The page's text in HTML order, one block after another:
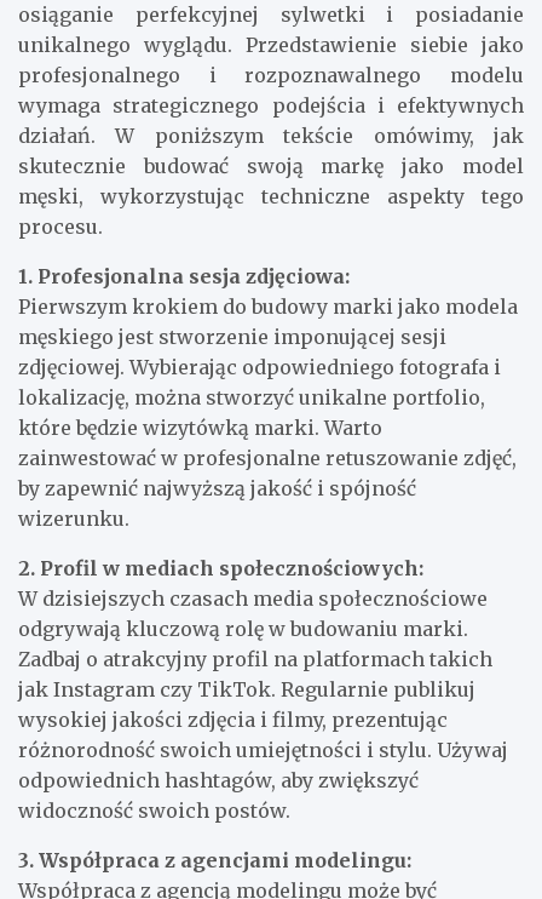
osiąganie perfekcyjnej sylwetki i posiadanie
unikalnego wyglądu. Przedstawienie siebie jako
profesjonalnego i rozpoznawalnego modelu
wymaga strategicznego podejścia i efektywnych
działań. W poniższym tekście omówimy, jak
skutecznie budować swoją markę jako model
męski, wykorzystując techniczne aspekty tego
procesu.
1. Profesjonalna sesja zdjęciowa:
Pierwszym krokiem do budowy marki jako modela
męskiego jest stworzenie imponującej sesji
zdjęciowej. Wybierając odpowiedniego fotografa i
lokalizację, można stworzyć unikalne portfolio,
które będzie wizytówką marki. Warto
zainwestować w profesjonalne retuszowanie zdjęć,
by zapewnić najwyższą jakość i spójność
wizerunku.
2. Profil w mediach społecznościowych:
W dzisiejszych czasach media społecznościowe
odgrywają kluczową rolę w budowaniu marki.
Zadbaj o atrakcyjny profil na platformach takich
jak Instagram czy TikTok. Regularnie publikuj
wysokiej jakości zdjęcia i filmy, prezentując
różnorodność swoich umiejętności i stylu. Używaj
odpowiednich hashtagów, aby zwiększyć
widoczność swoich postów.
3. Współpraca z agencjami modelingu:
Współpraca z agencją modelingu może być